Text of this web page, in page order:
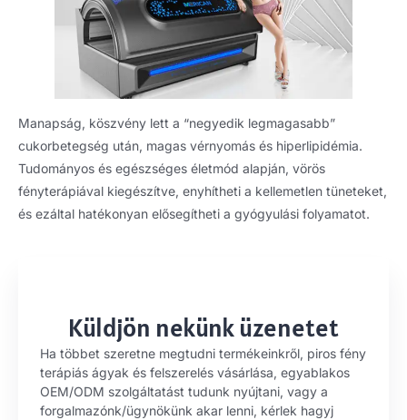
Manapság, köszvény lett a “negyedik legmagasabb”
cukorbetegség után, magas vérnyomás és hiperlipidémia.
Tudományos és egészséges életmód alapján, vörös
fényterápiával kiegészítve, enyhítheti a kellemetlen tüneteket,
és ezáltal hatékonyan elősegítheti a gyógyulási folyamatot.
Küldjön nekünk üzenetet
Ha többet szeretne megtudni termékeinkről, piros fény
terápiás ágyak és felszerelés vásárlása, egyablakos
OEM/ODM szolgáltatást tudunk nyújtani, vagy a
forgalmazónk/ügynökünk akar lenni, kérlek hagyj